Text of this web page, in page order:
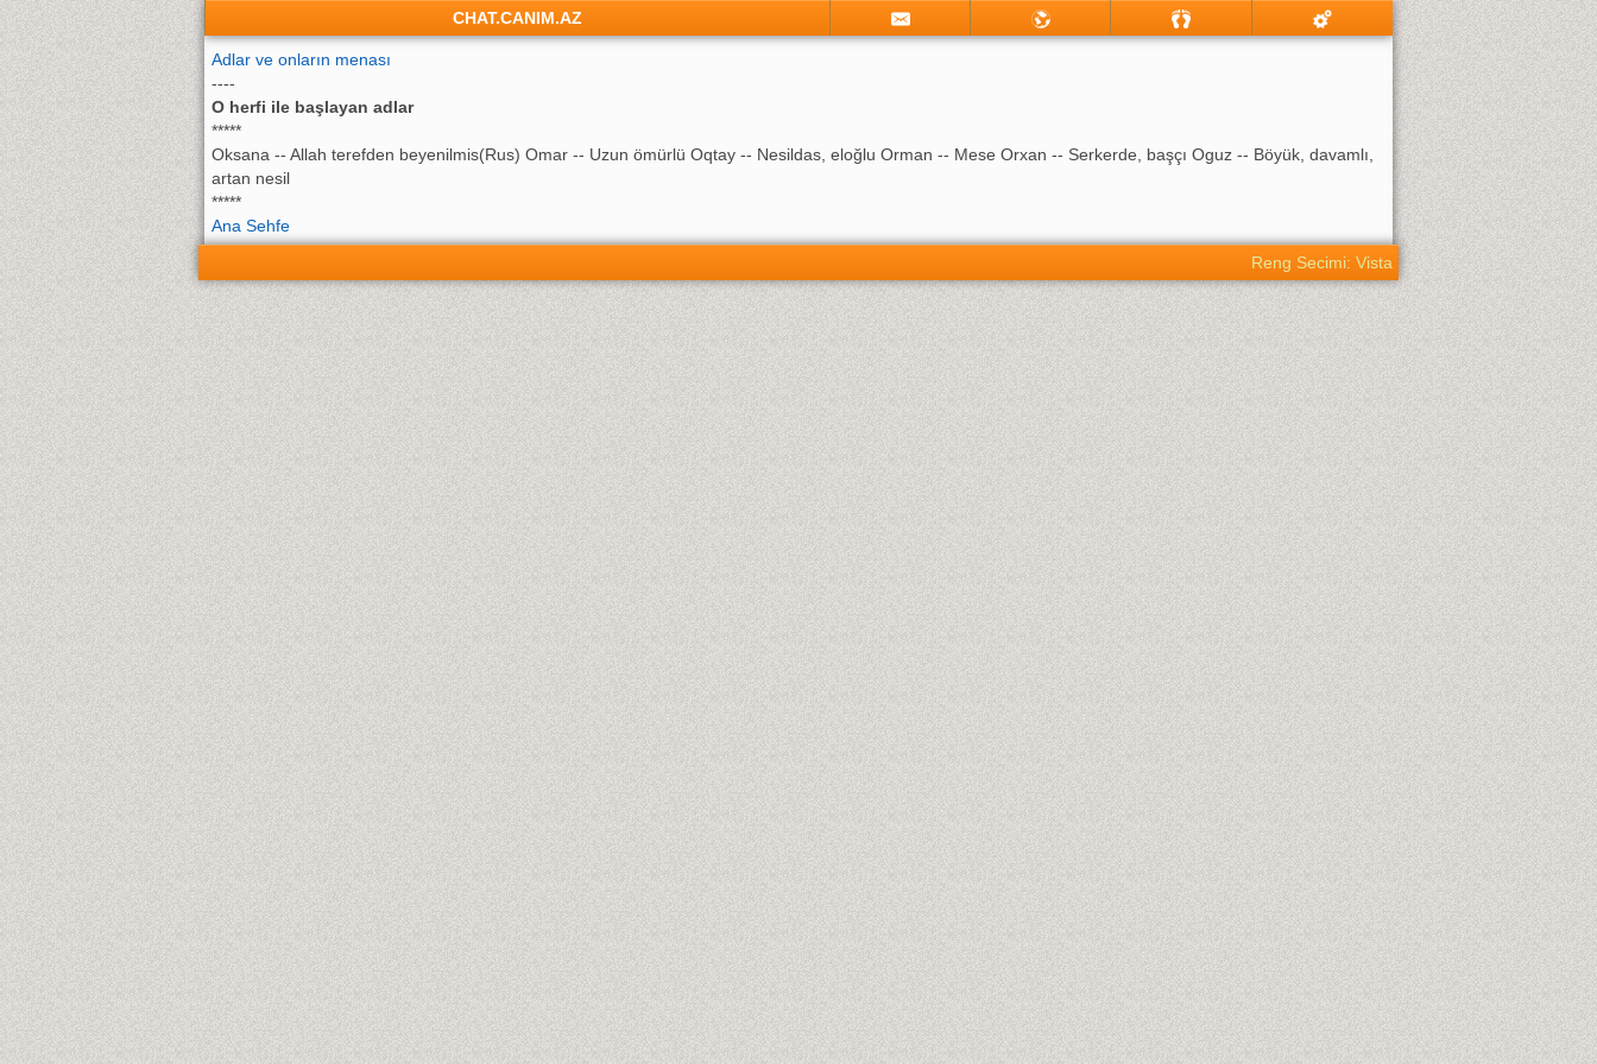
CHAT.CANIM.AZ
Adlar ve onların menası
----
O herfi ile başlayan adlar
*****
Oksana -- Allah terefden beyenilmis(Rus) Omar -- Uzun ömürlü Oqtay -- Nesildas, eloğlu Orman -- Mese Orxan -- Serkerde, başçı Oguz -- Böyük, davamlı,
artan nesil
*****
Ana Sehfe
Reng Secimi: Vista